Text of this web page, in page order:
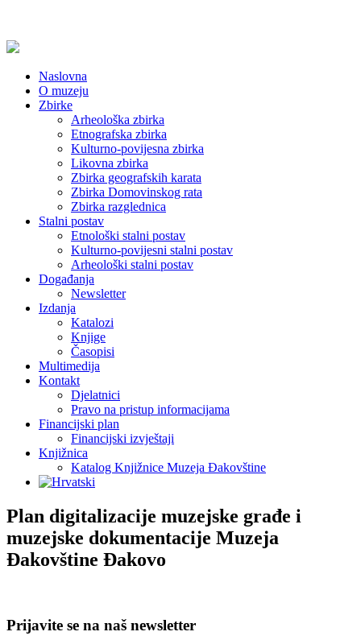
Naslovna
O muzeju
Zbirke
Arheološka zbirka
Etnografska zbirka
Kulturno-povijesna zbirka
Likovna zbirka
Zbirka geografskih karata
Zbirka Domovinskog rata
Zbirka razglednica
Stalni postav
Etnološki stalni postav
Kulturno-povijesni stalni postav
Arheološki stalni postav
Događanja
Newsletter
Izdanja
Katalozi
Knjige
Časopisi
Multimedija
Kontakt
Djelatnici
Pravo na pristup informacijama
Financijski plan
Financijski izvještaji
Knjižnica
Katalog Knjižnice Muzeja Đakovštine
Plan digitalizacije muzejske građe i
muzejske dokumentacije Muzeja
Đakovštine Đakovo
Prijavite se na naš newsletter